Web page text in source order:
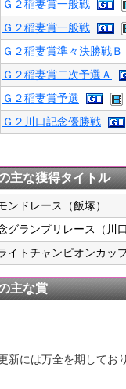
Ｇ２稲妻賞一般戦
Ｇ２稲妻賞一般戦
Ｇ２稲妻賞準々決勝戦Ｂ
Ｇ２稲妻賞二次予選Ａ
Ｇ２稲妻賞予選
Ｇ２川口記念優勝戦
主な獲得タイトル
ンドレース（飯塚）
グランプリレース（川口
イトチャンピオンカッ
主な賞
新には万全を期してお